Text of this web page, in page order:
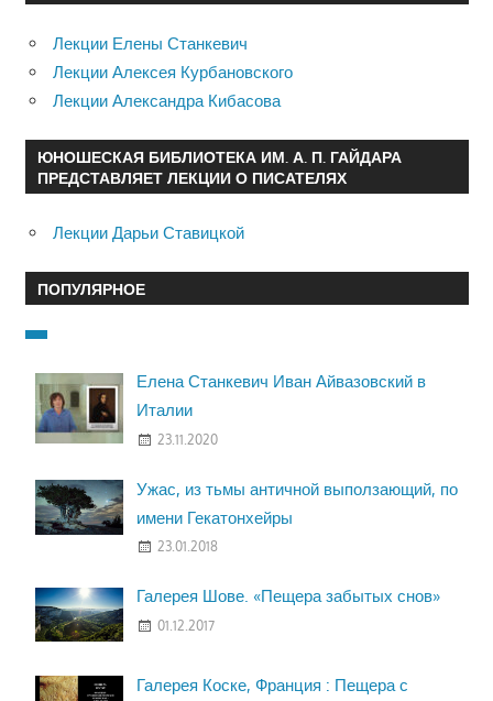
Лекции Елены Станкевич
Лекции Алексея Курбановского
Лекции Александра Кибасова
ЮНОШЕСКАЯ БИБЛИОТЕКА ИМ. А. П. ГАЙДАРА
ПРЕДСТАВЛЯЕТ ЛЕКЦИИ О ПИСАТЕЛЯХ
Лекции Дарьи Ставицкой
ПОПУЛЯРНОЕ
Елена Станкевич Иван Айвазовский в
Италии
23.11.2020
Ужас, из тьмы античной выползающий, по
имени Гекатонхейры
23.01.2018
Галерея Шове. «Пещера забытых снов»
01.12.2017
Галерея Коске, Франция : Пещера с